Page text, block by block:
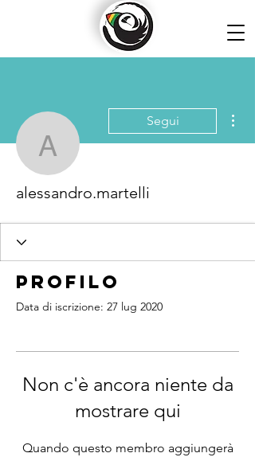
Segui
alessandro.martelli
Profilo
Data di iscrizione: 27 lug 2020
Non c'è ancora niente da
mostrare qui
Quando questo membro aggiungerà